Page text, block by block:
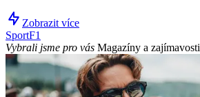
Zobrazit více
SportF1
Vybrali jsme pro vás Magazíny a zajímavosti